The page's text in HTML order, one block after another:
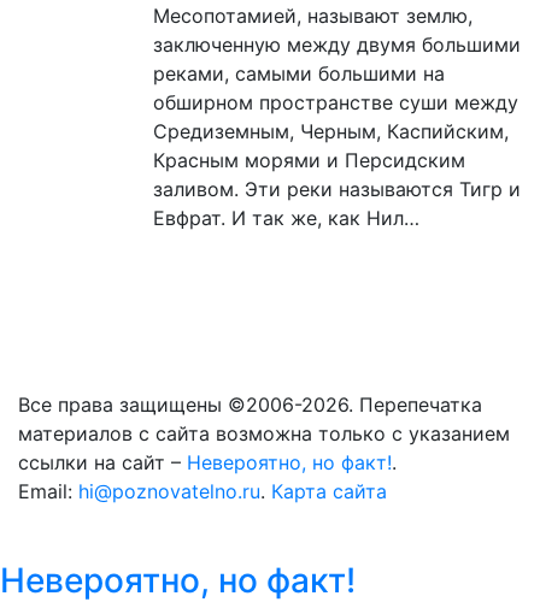
Месопотамией, называют землю,
заключенную между двумя большими
реками, самыми большими на
обширном пространстве суши между
Средиземным, Черным, Каспийским,
Красным морями и Персидским
заливом. Эти реки называются Тигр и
Евфрат. И так же, как Нил…
Все права защищены ©2006-2026. Перепечатка
материалов с сайта возможна только с указанием
ссылки на сайт – Невероятно, но факт!.
Email: hi@poznovatelno.ru. Карта сайта
Невероятно, но факт!